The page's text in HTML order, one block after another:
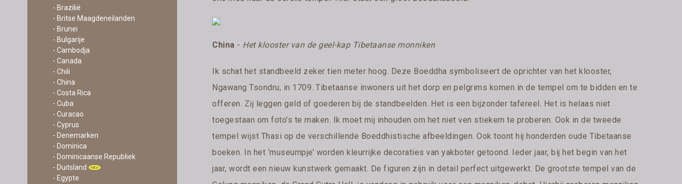
- Brazilië
- Britse Maagdeneilanden
- Brunei
- Bulgarije
- Cambodja
- Canada
- Chili
- China
- Costa Rica
- Cuba
- Curacao
- Cyprus
- Denemarken
- Dominica
- Dominicaanse Republiek
- Duitsland
- Egypte
China - Het klooster van de geel-kap Tibetaanse monniken
Ik schat het standbeeld zeker tien meter hoog. Deze Boeddha symboliseert de oprichter van het klooster,
Ngawang Tsondru, in 1709. Tibetaanse inwoners uit het dorp en pelgrims komen in de tempel om te bidden en te
offeren. Zij leggen geld of goederen bij de standbeelden. Het is een bijzonder tafereel. Het is helaas niet
toegestaan om foto’s te maken. Ik moet mij inhouden om het niet ven stiekem te proberen. Ook in de tweede
tempel wijst Thasi op de verschillende Boeddhistische afbeeldingen. Ook toont hij honderden oude Tibetaanse
boeken. In het ‘museumpje’ worden kleurrijke decoraties van yakboter getoond. Ieder jaar, bij het begin van het
jaar, wordt een nieuw kunstwerk gemaakt. De figuren zijn in detail perfect uitgewerkt. De grootste tempel van de